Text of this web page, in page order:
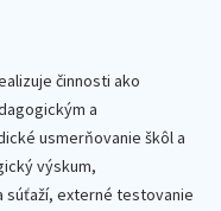
činnosti ako
a
usmerňovanie škôl a
výskum,
súťaží, externé testovanie